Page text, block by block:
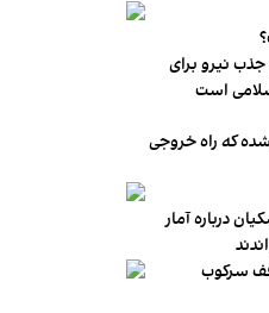
جذب نیرو برای
است
که راه خروجی
درباره آمار
سرکوب